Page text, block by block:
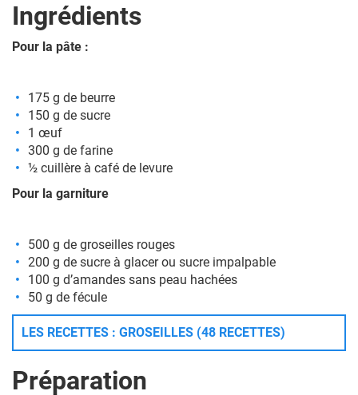
Ingrédients
Pour la pâte :
175 g de beurre
150 g de sucre
1 œuf
300 g de farine
½ cuillère à café de levure
Pour la garniture
500 g de groseilles rouges
200 g de sucre à glacer ou sucre impalpable
100 g d’amandes sans peau hachées
50 g de fécule
LES RECETTES : GROSEILLES (48 RECETTES)
Préparation